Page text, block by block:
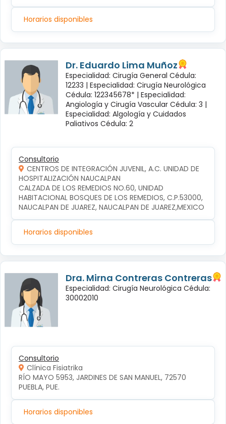
Horarios disponibles
Dr. Eduardo Lima Muñoz
Especialidad: Cirugía General Cédula:
12233 | Especialidad: Cirugía Neurológica
Cédula: 122345678* | Especialidad:
Angiología y Cirugía Vascular Cédula: 3 |
Especialidad: Algología y Cuidados
Paliativos Cédula: 2
Consultorio
CENTROS DE INTEGRACIÓN JUVENIL, A.C. UNIDAD DE
HOSPITALIZACIÓN NAUCALPAN
CALZADA DE LOS REMEDIOS NO.60, UNIDAD
HABITACIONAL BOSQUES DE LOS REMEDIOS, C.P.53000,
NAUCALPAN DE JUAREZ, NAUCALPAN DE JUAREZ,MEXICO
Horarios disponibles
Dra. Mirna Contreras Contreras
Especialidad: Cirugía Neurológica Cédula:
30002010
Consultorio
Clínica Fisiatrika
RÍO MAYO 5953, JARDINES DE SAN MANUEL, 72570
PUEBLA, PUE.
Horarios disponibles